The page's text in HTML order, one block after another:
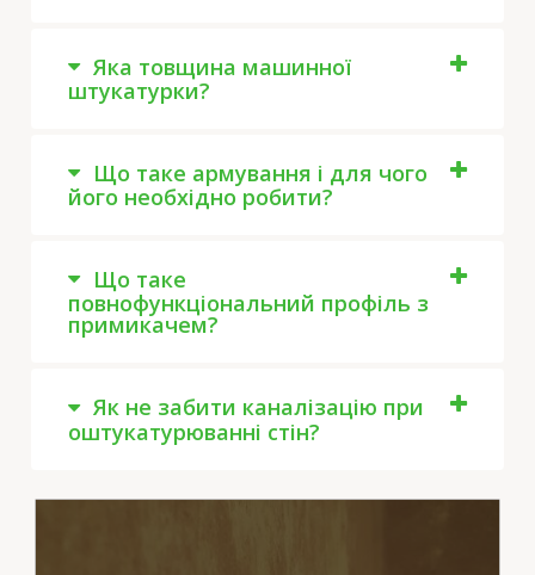
Яка товщина машинної
штукатурки?
Що таке армування і для чого
його необхідно робити?
Що таке
повнофункціональний профіль з
примикачем?
Як не забити каналізацію при
оштукатурюванні стін?